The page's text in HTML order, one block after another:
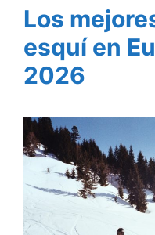
Los
esquí en
2026